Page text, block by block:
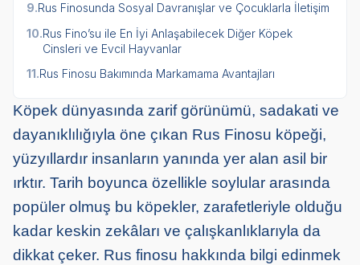
9.Rus Finosunda Sosyal Davranışlar ve Çocuklarla İletişim
10.Rus Fino’su ile En İyi Anlaşabilecek Diğer Köpek
Cinsleri ve Evcil Hayvanlar
11.Rus Finosu Bakımında Markamama Avantajları
Köpek dünyasında zarif görünümü, sadakati ve
dayanıklılığıyla öne çıkan Rus Finosu köpeği,
yüzyıllardır insanların yanında yer alan asil bir
ırktır. Tarih boyunca özellikle soylular arasında
popüler olmuş bu köpekler, zarafetleriyle olduğu
kadar keskin zekâları ve çalışkanlıklarıyla da
dikkat çeker. Rus finosu hakkında bilgi edinmek